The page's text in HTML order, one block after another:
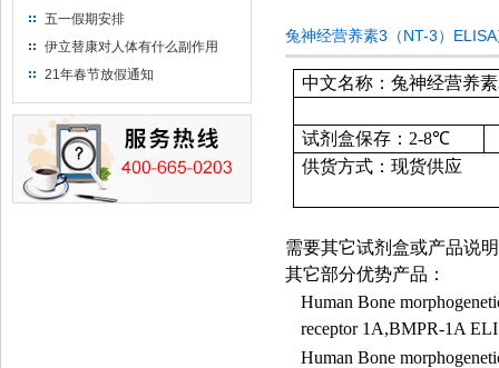
五一假期安排
伊立替康对人体有什么副作用
21年春节放假通知
兔神经营养素3（NT-3）
中文名称：兔神经营养
试剂盒保存： 2-8℃
供货方式：现货供应
需要其它试剂盒或产品说
其它部分优势产品：
Human Bone
receptor 1A,BMPR-1A
Human Bone